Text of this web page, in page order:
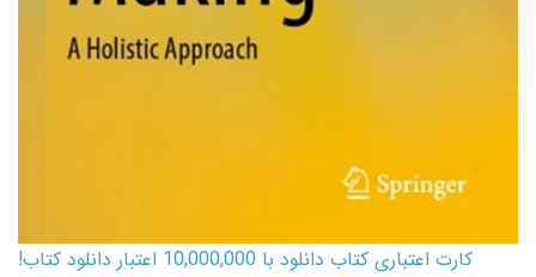
کارت اعتباری کتاب دانلود با 10,000,000 اعتبار دانلود کتاب!